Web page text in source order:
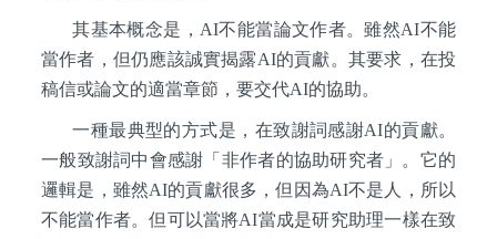
其基本概念是，AI不能當論文作者。雖然AI不能
當作者，但仍應該誠實揭露AI的貢獻。其要求，在投
稿信或論文的適當章節，要交代AI的協助。
一種最典型的方式是，在致謝詞感謝AI的貢獻。
一般致謝詞中會感謝「非作者的協助研究者」。它的
邏輯是，雖然AI的貢獻很多，但因為AI不是人，所以
不能當作者。但可以當將AI當成是研究助理一樣在致